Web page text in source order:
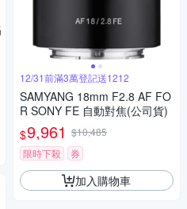
12/31前滿3萬登記送1212
SAMYANG 18mm F2.8 AF FO
R SONY FE 自動對焦(公司貨)
$9,961 $10,485
限時下殺
券
加入購物車